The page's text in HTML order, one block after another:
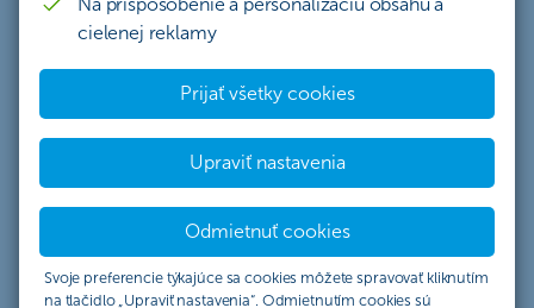
cielenej reklamy
Prijať všetky cookies
Upraviť nastavenia
Odmietnuť cookies
Svoje preferencie týkajúce sa cookies môžete spravovať kliknutím
na tlačidlo „Upraviť nastavenia“. Odmietnutím cookies sú
Termínová devízová transakcia –
Forward
Zaisťovacia transakcia na krytie rizika pohybu menových
konverziu mien realizovanú v budúcnosti.